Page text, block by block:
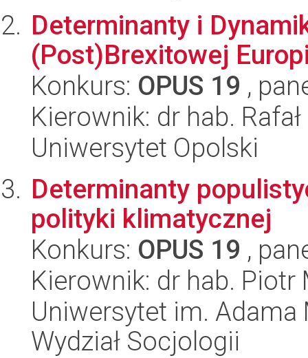
Determinanty i
(Post)Brexitowej
Konkurs: OPUS 19 ,
Kierownik: dr hab.
Uniwersytet Opolski
Determinanty
polityki klimatycznej
Konkurs: OPUS 19 ,
Kierownik: dr hab. Piotr
Uniwersytet im.
Wydział Socjologii